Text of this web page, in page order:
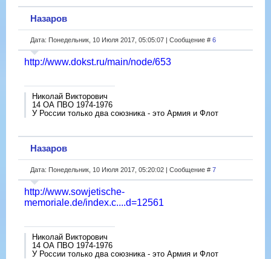
Назаров
Дата: Понедельник, 10 Июля 2017, 05:05:07 | Сообщение # 6
http://www.dokst.ru/main/node/653
Николай Викторович
14 ОА ПВО 1974-1976
У России только два союзника - это Армия и Флот
Назаров
Дата: Понедельник, 10 Июля 2017, 05:20:02 | Сообщение # 7
http://www.sowjetische-
memoriale.de/index.c....d=12561
Николай Викторович
14 ОА ПВО 1974-1976
У России только два союзника - это Армия и Флот